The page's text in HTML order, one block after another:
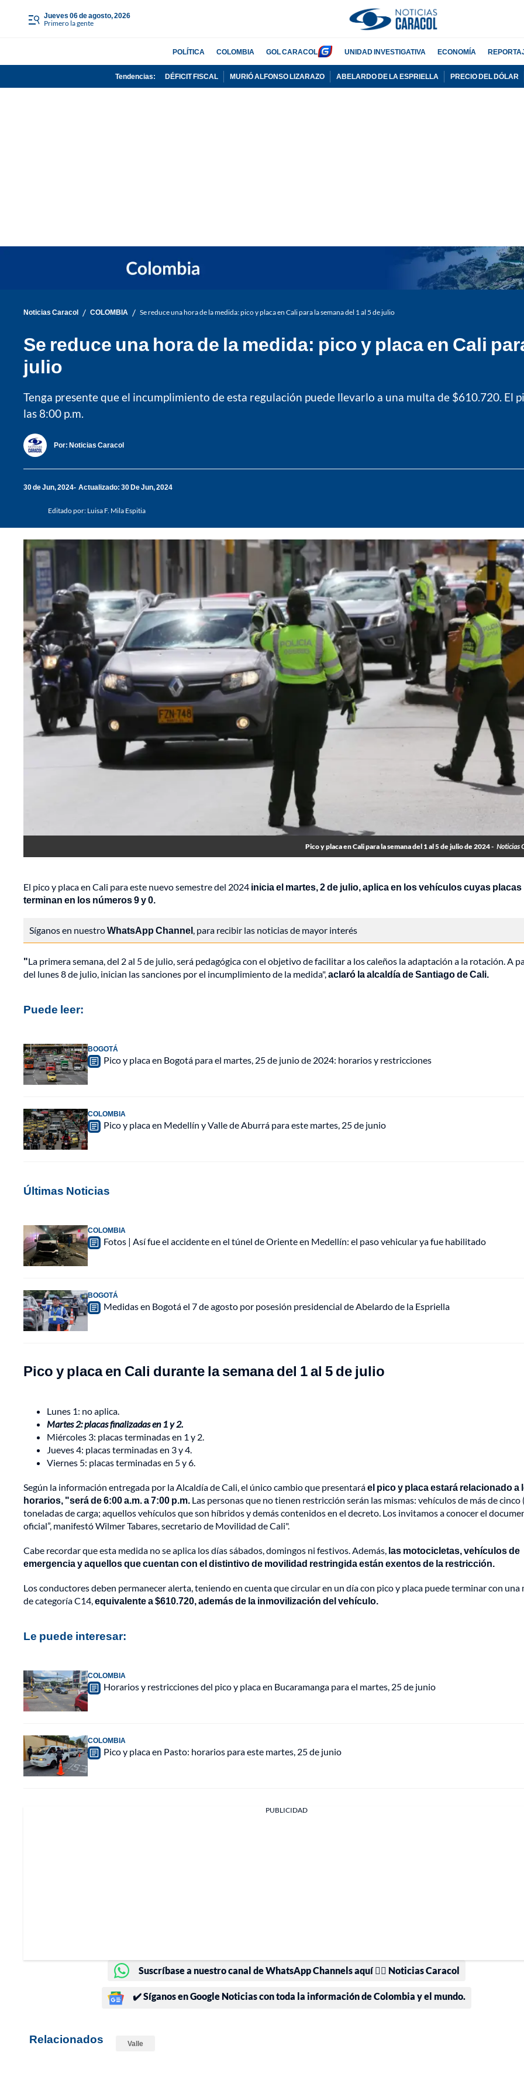
jueves 06 de agosto, 2026
Primero la gente
POLÍTICA COLOMBIA GOL CARACOL UNIDAD INVESTIGATIVA ECONOMÍA
Tendencias: DÉFICIT FISCAL MURIÓ ALFONSO LIZARAZO ABELARDO DE LA ESPRIELLA PRECIO DEL DÓLAR
Noticias Caracol / COLOMBIA / Se reduce una hora de la medida: pico y placa en Cali para la semana del 1 al 5 de julio
Se reduce una hora de la medida: pico y placa en Cali
julio
Tenga presente que el incumplimiento de esta regulación puede llevarlo a una multa de $610.720. El
las 8:00 p.m.
Por: Noticias Caracol
30 de Jun, 2024 Actualizado: 30 De Jun, 2024
Editado por: Luisa F. Mila Espitia
Pico y placa en Cali para la semana del 1 al 5 de julio de 2024 - Noticias
El pico y placa en Cali para este nuevo semestre del 2024 inicia el martes, 2 de julio, aplica en los vehículos cuyas placas
terminan en los números9 y 0.
Síganos en nuestroWhatsApp Channel, para recibir las noticias de mayor interés
"La primera semana, del 2 al 5 de julio, será pedagógica con el objetivo de facilitar a los caleños la adaptación a la rotación. A
del lunes 8 de julio, inician las sanciones por el incumplimiento de la medida",aclaró la alcaldía de Santiago de Cali.
Puede leer:
BOGOTÁ
Pico y placa en Bogotá para el martes, 25 de junio de 2024: horarios y restricciones
COLOMBIA
Pico y placa en Medellín y Valle de Aburrá para este martes, 25 de junio
Últimas Noticias
COLOMBIA
Fotos | Así fue el accidente en el túnel de Oriente en Medellín: el paso vehicular ya fue habilitado
BOGOTÁ
Medidas en Bogotá el 7 de agosto por posesión presidencial de Abelardo de la Espriella
Pico y placa en Cali durante la semana del 1 al 5 de julio
Lunes 1: no aplica.
Martes 2: placas finalizadas en 1 y 2.
Miércoles 3: placas terminadas en 1 y 2.
Jueves 4: placas terminadas en 3 y 4.
Viernes 5: placas terminadas en 5 y 6.
Según la información entregada por la Alcaldía de Cali, el único cambio que presentaráel pico y placa estará relacionado a
horarios, "será de 6:00 a.m. a 7:00 p.m. Las personas que no tienen restricción serán las mismas: vehículos de más de cinco
toneladas de carga; aquellos vehículos que son híbridos y demás contenidos en el decreto. Los invitamos a conocer el
oficial”, manifestó Wilmer Tabares, secretario de Movilidad de Cali".
Cabe recordar que esta medida no se aplica los días sábados, domingos ni festivos. Además, las motocicletas, vehículos de
emergencia y aquellos que cuentan con el distintivo de movilidad restringida están exentos de la restricción.
Los conductores deben permanecer alerta, teniendo en cuenta que circular en un día con pico y placa puede terminar con una
de categoría C14,equivalente a $610.720, además de la inmovilización del vehículo.
Le puede interesar:
COLOMBIA
Horarios y restricciones del pico y placa en Bucaramanga para el martes, 25 de junio
COLOMBIA
Pico y placa en Pasto: horarios para este martes, 25 de junio
PUBLICIDAD
Suscríbase a nuestro canal de WhatsApp Channels aquí 👉🏻 Noticias Caracol
✔️ Síganos en Google Noticias con toda la información de Colombia y el mundo.
Relacionados Valle